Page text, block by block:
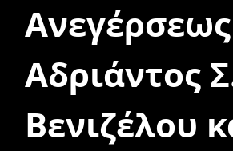
Ανεγέρσεως
Αδριάντος
Βενιζέλου